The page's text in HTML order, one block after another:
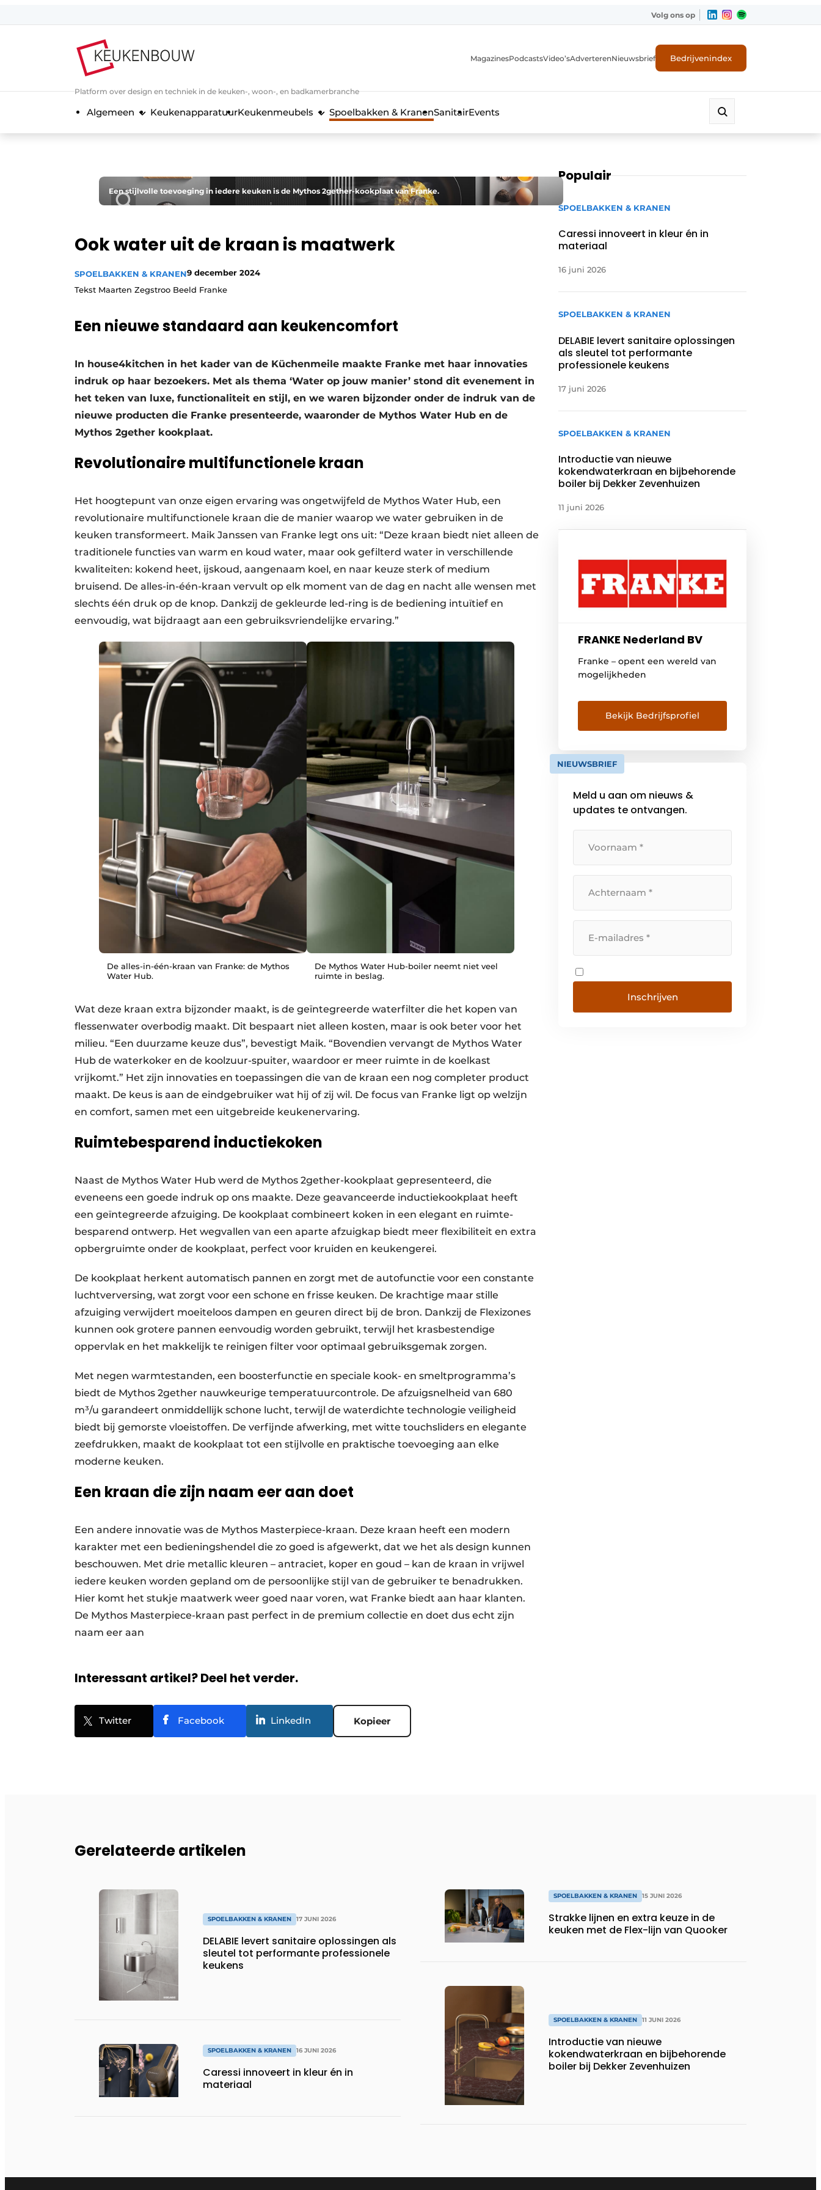
Algemene voorwaarden
Magazine aanvragen
Meest gelezen
Podcasts
Vacature aanmelden
Video’s
Volg ons op
Platform over design en techniek in de keuken-, woon-, en badkamerbranche
MagazinesPodcastsVideo’sAdverterenNieuwsbrief Bedrijvenindex
Algemeen KeukenapparatuurKeukenmeubels Spoelbakken & KranenSanitairEvents
Een stijlvolle toevoeging in iedere keuken is de Mythos 2gether-kookplaat van Franke.
Ook water uit de kraan is maatwerk
SPOELBAKKEN & KRANEN9 december 2024
Tekst Maarten Zegstroo Beeld Franke
Een nieuwe standaard aan keukencomfort
In house4kitchen in het kader van de Küchenmeile maakte Franke met haar innovaties
indruk op haar bezoekers. Met als thema ‘Water op jouw manier’ stond dit evenement in
het teken van luxe, functionaliteit en stijl, en we waren bijzonder onder de indruk van de
nieuwe producten die Franke presenteerde, waaronder de Mythos Water Hub en de
Mythos 2gether kookplaat.
Revolutionaire multifunctionele kraan
Het hoogtepunt van onze eigen ervaring was ongetwijfeld de Mythos Water Hub, een
revolutionaire multifunctionele kraan die de manier waarop we water gebruiken in de
keuken transformeert. Maik Janssen van Franke legt ons uit: “Deze kraan biedt niet alleen de
traditionele functies van warm en koud water, maar ook gefilterd water in verschillende
kwaliteiten: kokend heet, ijskoud, aangenaam koel, en naar keuze sterk of medium
bruisend. De alles-in-één-kraan vervult op elk moment van de dag en nacht alle wensen met
slechts één druk op de knop. Dankzij de gekleurde led-ring is de bediening intuïtief en
eenvoudig, wat bijdraagt aan een gebruiksvriendelijke ervaring.”
De alles-in-één-kraan van Franke: de Mythos
Water Hub.
De Mythos Water Hub-boiler neemt niet veel
ruimte in beslag.
Wat deze kraan extra bijzonder maakt, is de geïntegreerde waterfilter die het kopen van
flessenwater overbodig maakt. Dit bespaart niet alleen kosten, maar is ook beter voor het
milieu. “Een duurzame keuze dus”, bevestigt Maik. “Bovendien vervangt de Mythos Water
Hub de waterkoker en de koolzuur-spuiter, waardoor er meer ruimte in de koelkast
vrijkomt.” Het zijn innovaties en toepassingen die van de kraan een nog completer product
maakt. De keus is aan de eindgebruiker wat hij of zij wil. De focus van Franke ligt op welzijn
en comfort, samen met een uitgebreide keukenervaring.
Ruimtebesparend inductiekoken
Naast de Mythos Water Hub werd de Mythos 2gether-kookplaat gepresenteerd, die
eveneens een goede indruk op ons maakte. Deze geavanceerde inductiekookplaat heeft
een geïntegreerde afzuiging. De kookplaat combineert koken in een elegant en ruimte­
besparend ontwerp. Het wegvallen van een aparte afzuigkap biedt meer flexibiliteit en extra
opbergruimte onder de kookplaat, perfect voor kruiden en keukengerei.
De kookplaat herkent automatisch pannen en zorgt met de autofunctie voor een constante
luchtverversing, wat zorgt voor een schone en frisse keuken. De krachtige maar stille
afzuiging verwijdert moeiteloos dampen en geuren direct bij de bron. Dankzij de Flexizones
kunnen ook grotere pannen eenvoudig worden gebruikt, terwijl het krasbestendige
oppervlak en het makkelijk te reinigen filter voor optimaal gebruiksgemak zorgen.
Met negen warmtestanden, een boosterfunctie en speciale kook- en smeltprogramma’s
biedt de Mythos 2gether nauwkeurige temperatuurcontrole. De afzuigsnelheid van 680
m³/u garandeert onmiddellijk schone lucht, terwijl de waterdichte technologie veiligheid
biedt bij gemorste vloeistoffen. De verfijnde afwerking, met witte touchsliders en elegante
zeefdrukken, maakt de kookplaat tot een stijlvolle en praktische toevoeging aan elke
moderne keuken.
Een kraan die zijn naam eer aan doet
Een andere innovatie was de Mythos Masterpiece-kraan. Deze kraan heeft een modern
karakter met een bedieningshendel die zo goed is afgewerkt, dat we het als design kunnen
beschouwen. Met drie metallic kleuren – antraciet, koper en goud – kan de kraan in vrijwel
iedere keuken worden gepland om de persoonlijke stijl van de gebruiker te benadrukken.
Hier komt het stukje maatwerk weer goed naar voren, wat Franke biedt aan haar klanten.
De Mythos Masterpiece-kraan past perfect in de premium collectie en doet dus echt zijn
naam eer aan
Interessant artikel? Deel het verder.
Twitter Facebook LinkedIn Kopieer
Populair
SPOELBAKKEN & KRANEN
Caressi innoveert in kleur én in
materiaal
16 juni 2026
SPOELBAKKEN & KRANEN
DELABIE levert sanitaire oplossingen
als sleutel tot performante
professionele keukens
17 juni 2026
SPOELBAKKEN & KRANEN
Introductie van nieuwe
kokendwaterkraan en bijbehorende
boiler bij Dekker Zevenhuizen
11 juni 2026
FRANKE Nederland BV
Franke – opent een wereld van
mogelijkheden
Bekijk Bedrijfsprofiel
NIEUWSBRIEF
Meld u aan om nieuws &
updates te ontvangen.
Inschrijven
Gerelateerde artikelen
SPOELBAKKEN & KRANEN 17 JUNI 2026
DELABIE levert sanitaire oplossingen als
sleutel tot performante professionele
keukens
SPOELBAKKEN & KRANEN 16 JUNI 2026
Caressi innoveert in kleur én in
materiaal
SPOELBAKKEN & KRANEN 15 JUNI 2026
Strakke lijnen en extra keuze in de
keuken met de Flex-lijn van Quooker
SPOELBAKKEN & KRANEN 11 JUNI 2026
Introductie van nieuwe
kokendwaterkraan en bijbehorende
boiler bij Dekker Zevenhuizen